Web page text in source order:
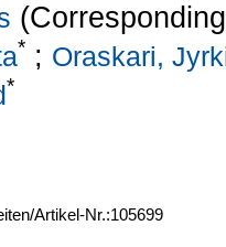
* ; Oraskari,
*
Artikel-Nr.:105699